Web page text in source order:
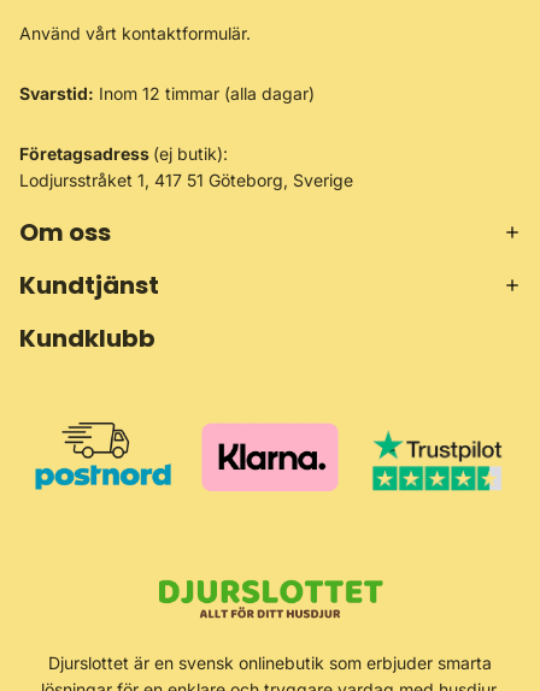
Använd vårt kontaktformulär.
Svarstid: Inom 12 timmar (alla dagar)
Företagsadress (ej butik):
Lodjursstråket 1, 417 51 Göteborg, Sverige
Om oss
Kundtjänst
Kundklubb
Djurslottet är en svensk onlinebutik som erbjuder smarta
Integritetspolicy